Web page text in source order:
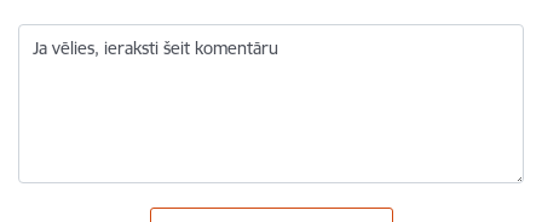
Ja vēlies, ieraksti šeit komentāru